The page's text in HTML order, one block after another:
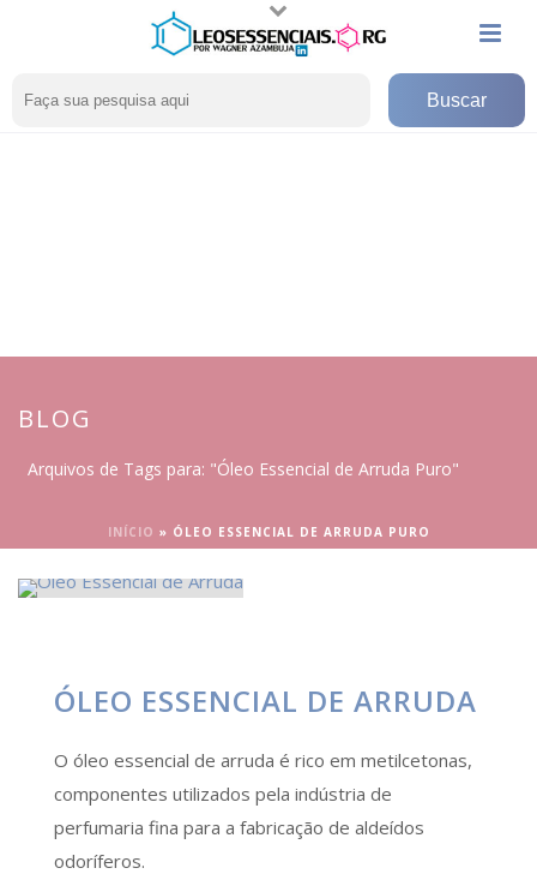
BLOG
Arquivos de Tags para: "Óleo Essencial de Arruda Puro"
INÍCIO » ÓLEO ESSENCIAL DE ARRUDA PURO
ÓLEO ESSENCIAL DE ARRUDA
O óleo essencial de arruda é rico em metilcetonas,
componentes utilizados pela indústria de
perfumaria fina para a fabricação de aldeídos
odoríferos.